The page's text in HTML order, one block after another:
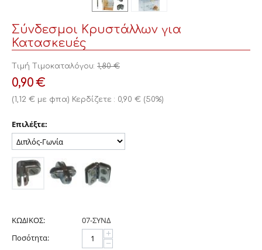
Σύνδεσμοι Κρυστάλλων για
Κατασκευές
Τιμή Τιμοκαταλόγου: 1,80 €
0,90€
(1,12 € με φπα) Κερδίζετε : 0,90 € (50%)
Επιλέξτε:
ΚΩΔΙΚΟΣ:
07-ΣΥΝΔ
Ποσότητα:
+
−